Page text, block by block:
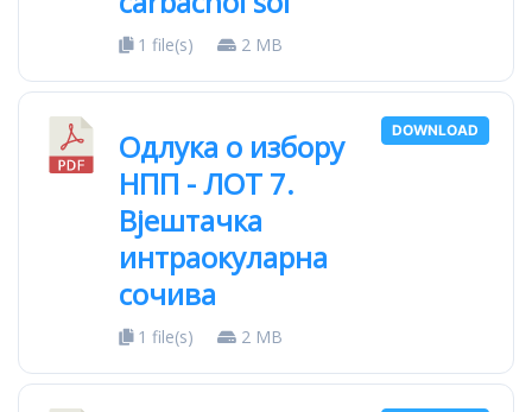
1 file(s) 2 MB
Одлука о избору
НПП - ЛОТ 7.
Вјештачка
интраокуларна
сочива
1 file(s) 2 MB
DOWNLOAD